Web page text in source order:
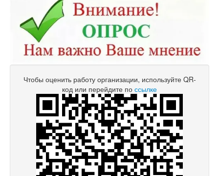
Чтобы оценить работу организации, используйте QR-
код или перейдите по ссылке